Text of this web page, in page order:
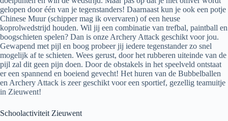
gelopen door één van je tegenstanders! Daarnaast kun je ook een potje
Chinese Muur (schipper mag ik overvaren) of een heuse
koprolwedstrijd houden. Wil jij een combinatie van trefbal, paintball en
boogschieten spelen? Dan is onze Archery Attack geschikt voor jou.
Gewapend met pijl en boog probeer jij iedere tegenstander zo snel
mogelijk af te schieten. Wees gerust, door het rubberen uiteinde van de
pijl zal dit geen pijn doen. Door de obstakels in het speelveld ontstaat
er een spannend en boeiend gevecht! Het huren van de Bubbelballen
en Archery Attack is zeer geschikt voor een sportief, gezellig teamuitje
in Zieuwent!
Schoolactiviteit Zieuwent